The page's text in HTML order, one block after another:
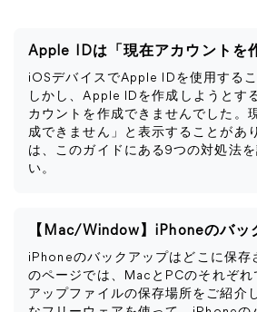
iOSデバイスでApple IDを使用する
しかし、Apple IDを作成しようとす
カウントを作成できませんでした。
成できません」と表示することがあ
は、このガイドにある9つの対処法
い。
iPhoneのバックアップはどこに保存
のページでは、MacとPCのそれぞ
アップファイルの保存場所をご紹介